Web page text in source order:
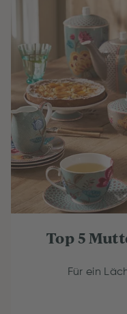
Top 5
Für ein